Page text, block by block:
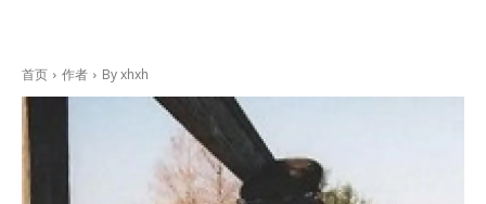
首页 作者 By xhxh